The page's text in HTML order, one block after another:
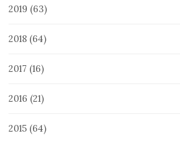
2019 (63)
2018 (64)
2017 (16)
2016 (21)
2015 (64)